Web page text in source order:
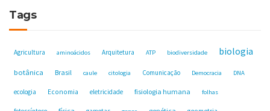
Tags
Agricultura aminoácidos Arquitetura ATP biodiversidade biologia
botânica Brasil caule citologia Comunicação Democracia DNA
ecologia Economia eletricidade fisiologia humana folhas